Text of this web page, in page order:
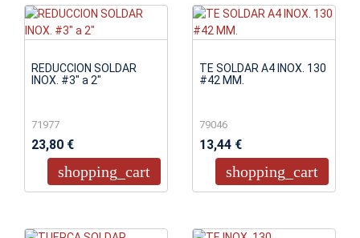
REDUCCION SOLDAR
INOX. #3" a 2"
71977
23,80 €
shopping_cart
TE SOLDAR A4 INOX. 130
#42 MM.
79046
13,44 €
shopping_cart